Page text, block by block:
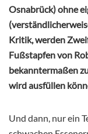
Osnabrück) ohne
Kritik, werden
Fußstapfen von
bekanntermaßen
wird ausfüllen
Und dann, nur ein